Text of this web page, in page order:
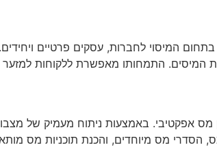
המיסוי לחברות, עסקים פרטיים
המיסים. התמחותו מאפשרת ללקוחות
מס אפקטיבי. באמצעות ניתוח מעמיק של
מס מיוחדים, והכנת תוכניות מס